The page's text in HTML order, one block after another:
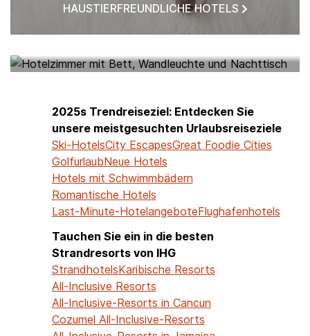
HAUSTIERFREUNDLICHE HOTELS
2025s Trendreiseziel: Entdecken Sie
unsere meistgesuchten Urlaubsreiseziele
Ski-HotelsCity EscapesGreat Foodie Cities
GolfurlaubNeue Hotels
Hotels mit Schwimmbädern
Romantische Hotels
Last-Minute-HotelangeboteFlughafenhotels
Tauchen Sie ein in die besten
Strandresorts von IHG
StrandhotelsKaribische Resorts
All-Inclusive Resorts
All-Inclusive-Resorts in Cancun
Cozumel All-Inclusive-Resorts